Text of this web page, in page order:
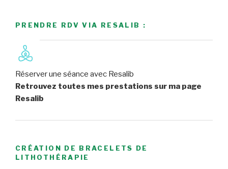
PRENDRE RDV VIA RESALIB :
Réserver une séance avec Resalib
Retrouvez toutes mes prestations sur ma page
Resalib
CRÉATION DE BRACELETS DE
LITHOTHÉRAPIE